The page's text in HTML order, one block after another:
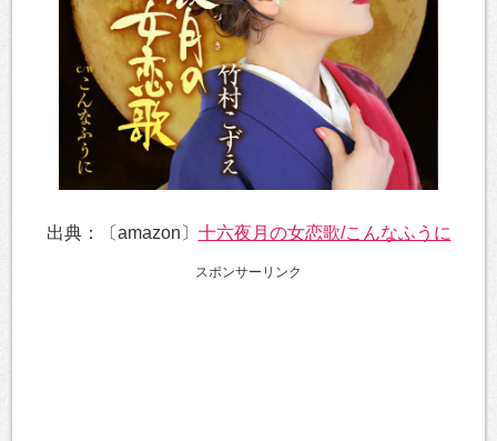
出典：〔amazon〕 十六夜月の女恋歌/こんなふうに
スポンサーリンク